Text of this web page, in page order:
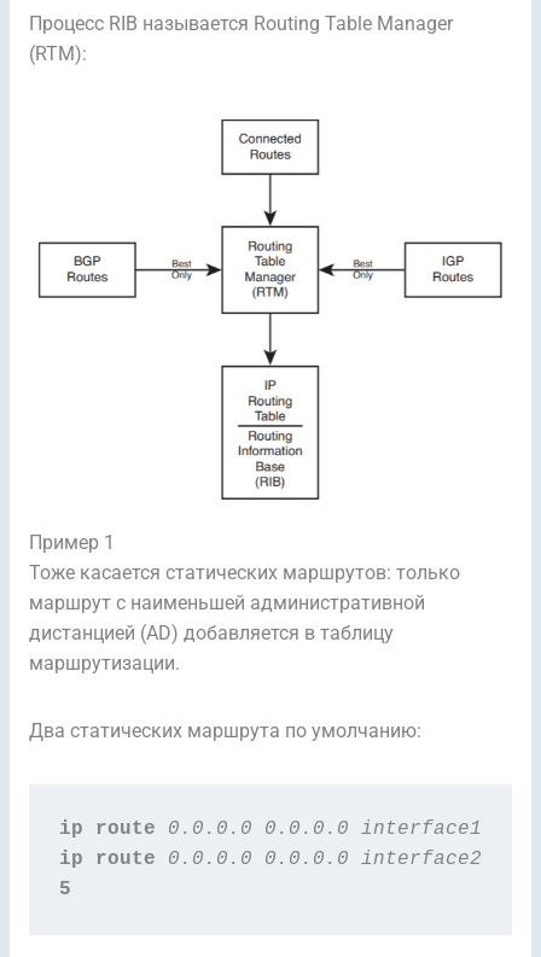
Процесс RIB называется Routing Table Manager
(RTM):
Пример 1
Тоже касается статических маршрутов: только
маршрут с наименьшей административной
дистанцией (AD) добавляется в таблицу
маршрутизации.
Два статических маршрута по умолчанию:
ip route
0.0.0.0 0.0.0.0 interface1
ip route
0.0.0.0 0.0.0.0 interface2
5